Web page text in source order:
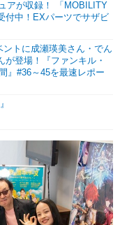
アが収録！ 「MOBILITY
付中！EXパーツでサザビ
ントに成瀬瑛美さん・でん
登場！『ファンキル・
』#36～45を最速レポー